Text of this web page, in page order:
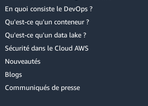
En quoi consiste le DevOps ?
Qu'est-ce qu'un conteneur ?
Qu'est-ce qu'un data lake ?
Sécurité dans le Cloud AWS
Nouveautés
Blogs
Communiqués de presse